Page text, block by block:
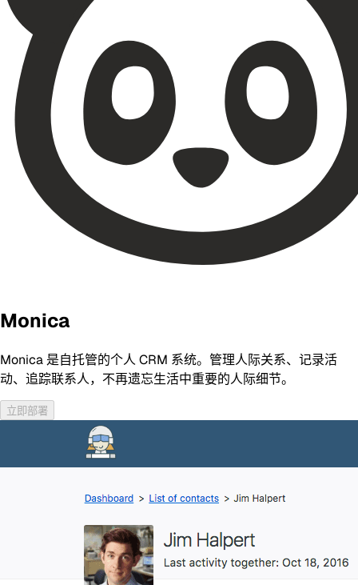
Monica
Monica 是自托管的个人 CRM 系统。管理人际关系、记录活
动、追踪联系人，不再遗忘生活中重要的人际细节。
立即部署